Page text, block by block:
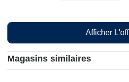
Magasins similaires
Afficher